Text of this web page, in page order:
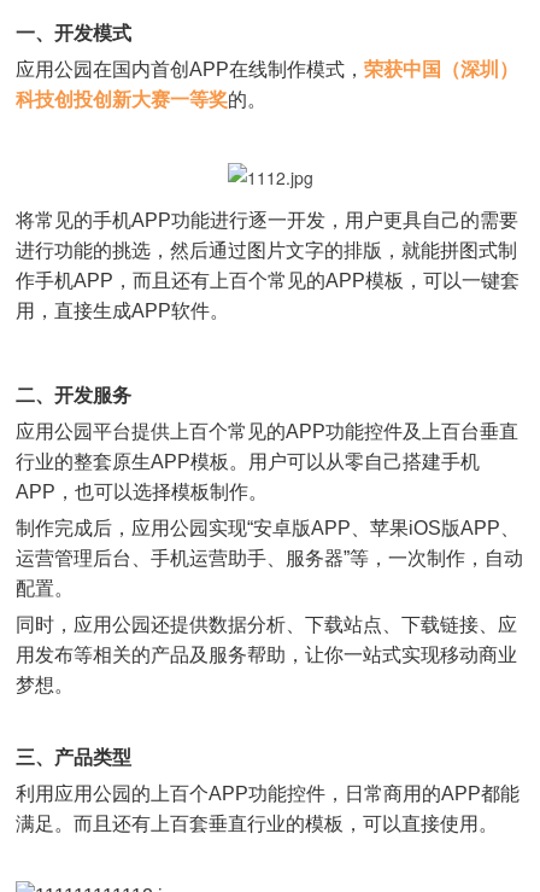
一、开发模式
应用公园在国内首创APP在线制作模式， 荣获中国（深圳）
科技创投创新大赛一等奖的。
将常见的手机APP功能进行逐一开发，用户更具自己的需要
进行功能的挑选，然后通过图片文字的排版，就能拼图式制
作手机APP，而且还有上百个常见的APP模板，可以一键套
用，直接生成APP软件。
二、开发服务
应用公园平台提供上百个常见的APP功能控件及上百台垂直
行业的整套原生APP模板。用户可以从零自己搭建手机
APP，也可以选择模板制作。
制作完成后，应用公园实现“安卓版APP、苹果iOS版APP、
运营管理后台、手机运营助手、服务器”等，一次制作，自动
配置。
同时，应用公园还提供数据分析、下载站点、下载链接、应
用发布等相关的产品及服务帮助，让你一站式实现移动商业
梦想。
三、产品类型
利用应用公园的上百个APP功能控件，日常商用的APP都能
满足。而且还有上百套垂直行业的模板，可以直接使用。